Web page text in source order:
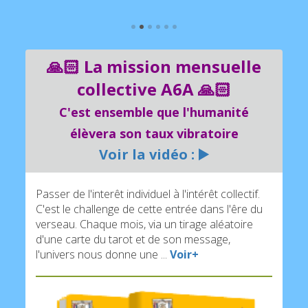
🙏🏻 La mission mensuelle
collective A6A 🙏🏻
C'est ensemble que l'humanité
élèvera son taux vibratoire
Voir la vidéo : ▶️
Passer de l'interêt individuel à l'intérêt collectif.
C'est le challenge de cette entrée dans l'êre du
verseau. Chaque mois, via un tirage aléatoire
d'une carte du tarot et de son message,
l'univers nous donne une ...Voir+